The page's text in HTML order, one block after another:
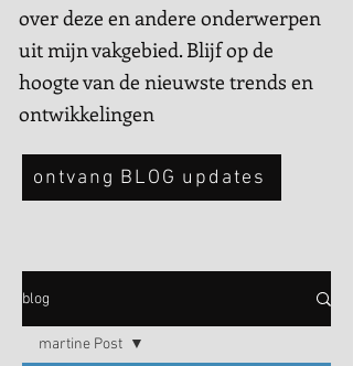
over deze en andere onderwerpen
uit mijn vakgebied. Blijf op de
hoogte van de nieuwste trends en
ontwikkelingen
ontvang BLOG updates
blog
martine Post